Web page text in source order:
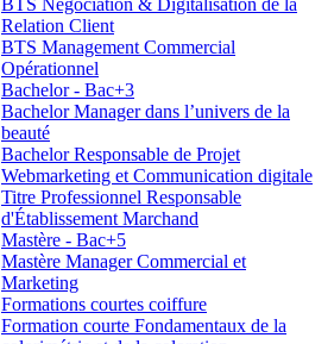
BTS Négociation & Digitalisation de la
Relation Client
BTS Management Commercial
Opérationnel
Bachelor - Bac+3
Bachelor Manager dans l’univers de la
beauté
Bachelor Responsable de Projet
Webmarketing et Communication digitale
Titre Professionnel Responsable
d'Établissement Marchand
Mastère - Bac+5
Mastère Manager Commercial et
Marketing
Formations courtes coiffure
Formation courte Fondamentaux de la